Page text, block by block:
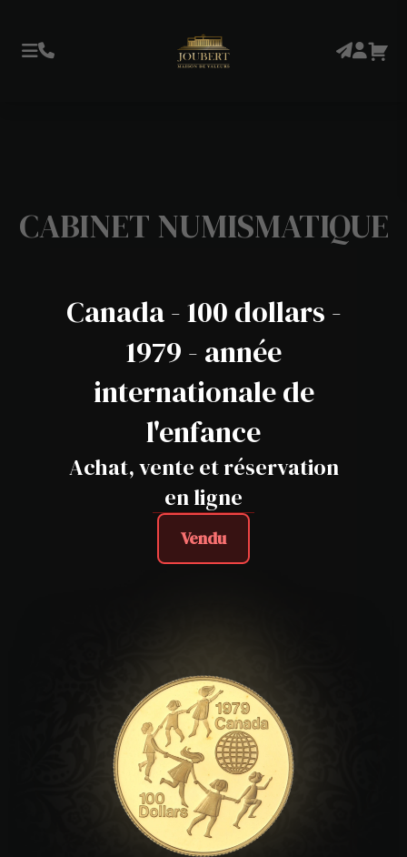
CABINET NUMISMATIQUE
Canada - 100 dollars -
1979 - année
internationale de
l'enfance
Achat, vente et réservation
en ligne
Vendu